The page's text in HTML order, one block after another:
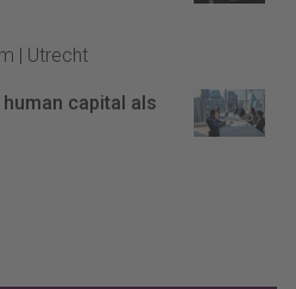
| Utrecht
human capital als